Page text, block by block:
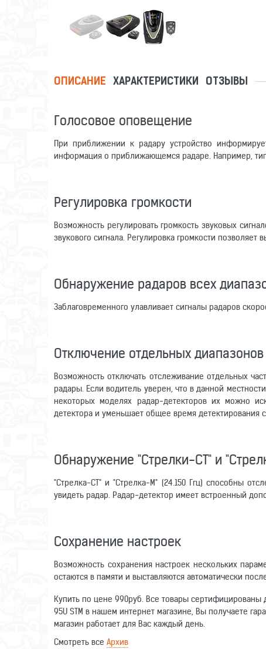
ОПИСАНИЕ ХАРАКТЕРИСТИКИ ОТЗЫВЫ
Голосовое оповещение
При приближении к радару устройство
информация о приближающемся радаре. Например,
Регулировка громкости
Возможность регулировать громкость звуковых
звукового сигнала. Регулировка громкости
Обнаружение радаров всех
Заблаговременного улавливает сигналы радаров
Отключение отдельных диапазонов
Возможность отключать отслеживание отдельных
радары. Если водитель уверен, что в данной
некоторых моделях радар-детекторов их можно
детектора и уменьшает общее время детектирования
Обнаружение "Стрелки-СТ" и
"Стрелка-СТ" и "Стрелка-М" (24.150 Ггц) способны
увидеть радар. Радар-детектор имеет встроенный
Сохранение настроек
Возможность сохранения настроек нескольких
остаются в памяти и выставляются автоматически
Купить по цене 990руб. Все товары
95U STM в нашем интернет магазине, Вы получаете
магазин работает для Вас каждый день.
Смотреть все Архив